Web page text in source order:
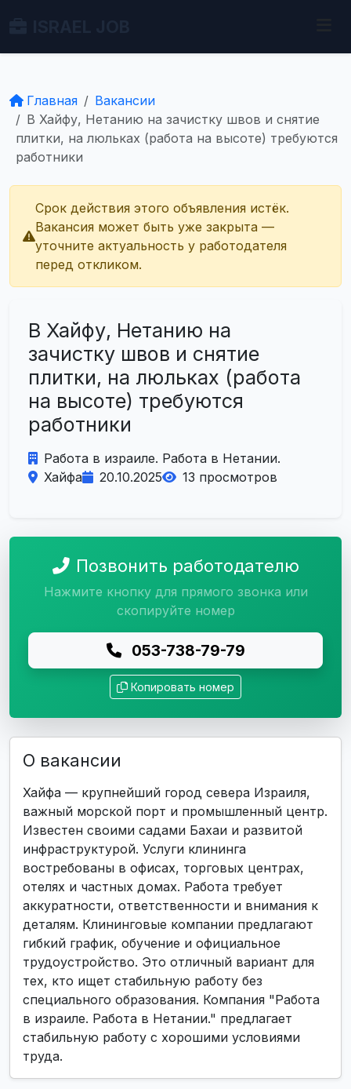
Главная
Вакансии
В Хайфу, Нетанию на зачистку швов и снятие
плитки, на люльках (работа на высоте) требуются
работники
Срок действия этого объявления истёк.
Вакансия может быть уже закрыта —
уточните актуальность у работодателя
перед откликом.
В Хайфу, Нетанию на
зачистку швов и снятие
плитки, на люльках (работа
на высоте) требуются
работники
Работа в израиле. Работа в Нетании.
Хайфа
20.10.2025 13 просмотров
Позвонить работодателю
Нажмите кнопку для прямого звонка или
скопируйте номер
053-738-79-79
Копировать номер
О вакансии
Хайфа — крупнейший город севера Израиля,
важный морской порт и промышленный центр.
Известен своими садами Бахаи и развитой
инфраструктурой. Услуги клининга
востребованы в офисах, торговых центрах,
отелях и частных домах. Работа требует
аккуратности, ответственности и внимания к
деталям. Клининговые компании предлагают
гибкий график, обучение и официальное
трудоустройство. Это отличный вариант для
тех, кто ищет стабильную работу без
специального образования. Компания "Работа
в израиле. Работа в Нетании." предлагает
стабильную работу с хорошими условиями
труда.